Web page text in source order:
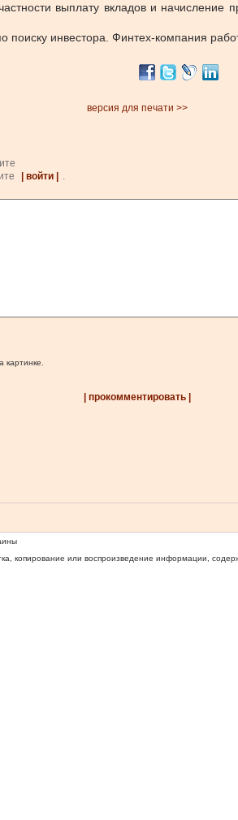
выплату вкладов и
инвестора. Финтех-компания
версия для печати >>
| войти |
.
картинке.
| прокомментировать |
копирование или воспроизведение информации,